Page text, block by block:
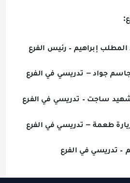
:
المطلب إبراهيم – رئيس الفرع
جواد – تدريسي في الفرع
ساجت – تدريسي في الفرع
طعمة – تدريسي في الفرع
– تدريسي في الفرع